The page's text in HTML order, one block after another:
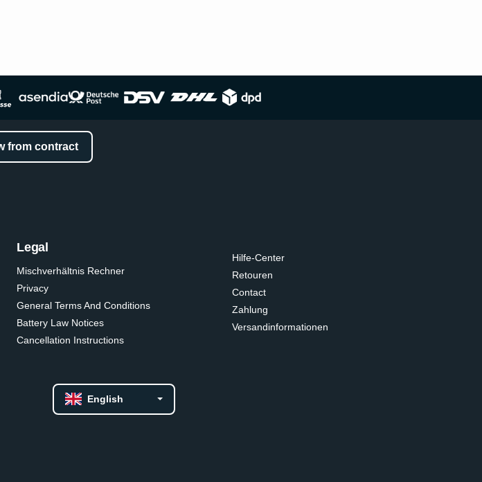
from contract
Legal
Mischverhältnis Rechner
Privacy
General Terms And Conditions
Battery Law Notices
Cancellation Instructions
Hilfe-Center
Retouren
Contact
Zahlung
Versandinformationen
English